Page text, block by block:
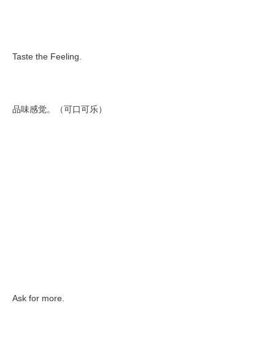
Taste the Feeling.
品味感觉。（可口可乐）
Ask for more.